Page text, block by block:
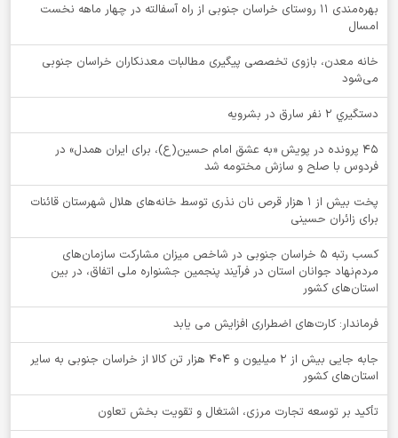
بهره‌مندی ۱۱ روستای خراسان جنوبی از راه آسفالته در چهار ماهه نخست
امسال
خانه معدن، بازوی تخصصی پیگیری مطالبات معدنکاران خراسان جنوبی
می‌شود
دستگيري 2 نفر سارق در بشرويه
۴۵ پرونده در پویش «به عشق امام حسین(ع)، برای ایران همدل» در
فردوس با صلح و سازش مختومه شد
پخت بیش از 1 هزار قرص نان نذری توسط خانه‌های هلال شهرستان قائنات
برای زائران حسینی
کسب رتبه ۵ خراسان جنوبی در شاخص میزان مشارکت سازمان‌های
مردم‌نهاد جوانان استان در فرآیند پنجمین جشنواره ملی اتفاق، در بین
استان‌های کشور
فرماندار: کارت‌های اضطراری افزایش می یابد
جابه جایی بیش از 2 میلیون و 404 هزار تن کالا از خراسان جنوبی به سایر
استان‌های کشور
تأکید بر توسعه تجارت مرزی، اشتغال و تقویت بخش تعاون